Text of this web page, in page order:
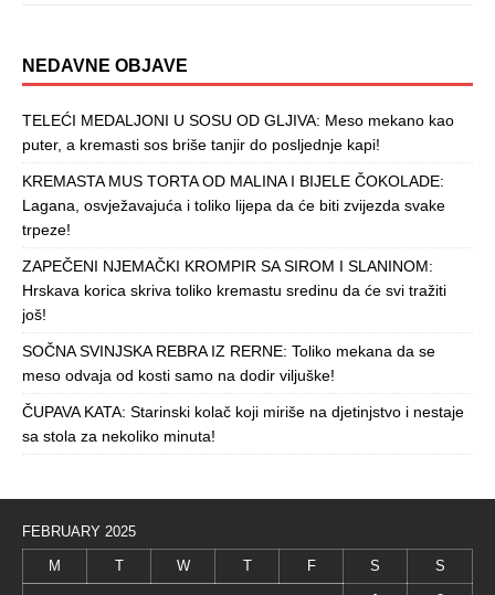
NEDAVNE OBJAVE
TELEĆI MEDALJONI U SOSU OD GLJIVA: Meso mekano kao
puter, a kremasti sos briše tanjir do posljednje kapi!
KREMASTA MUS TORTA OD MALINA I BIJELE ČOKOLADE:
Lagana, osvježavajuća i toliko lijepa da će biti zvijezda svake
trpeze!
ZAPEČENI NJEMAČKI KROMPIR SA SIROM I SLANINOM:
Hrskava korica skriva toliko kremastu sredinu da će svi tražiti
još!
SOČNA SVINJSKA REBRA IZ RERNE: Toliko mekana da se
meso odvaja od kosti samo na dodir viljuške!
ČUPAVA KATA: Starinski kolač koji miriše na djetinjstvo i nestaje
sa stola za nekoliko minuta!
FEBRUARY 2025
M T W T F S S